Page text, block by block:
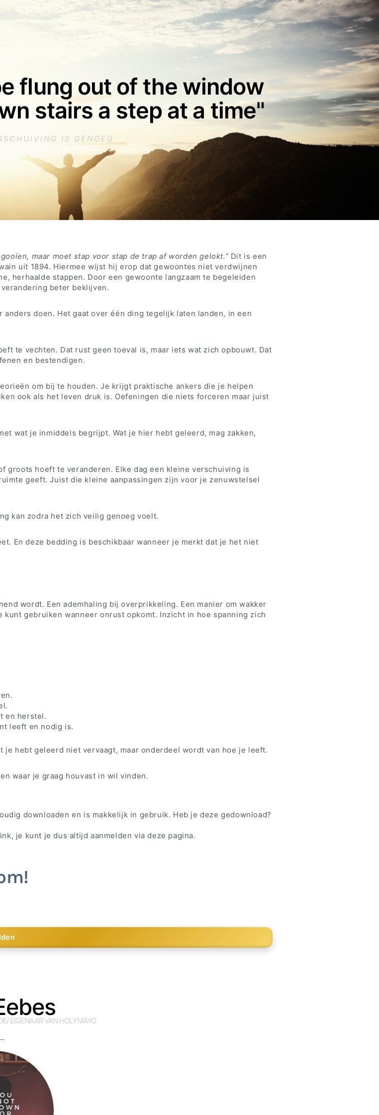
flung out of the window
stairs a step at a time"
IS GENOEG
maar moet stap voor stap de trap af worden gelokt.” Dit is een
uit 1894. Hiermee wijst hij erop dat gewoontes niet verdwijnen
herhaalde stappen. Door een gewoonte langzaam te begeleiden
beter beklijven.
doen. Het gaat over één ding tegelijk laten landen, in een
te vechten. Dat rust geen toeval is, maar iets wat zich opbouwt. Dat
en bestendigen.
om bij te houden. Je krijgt praktische ankers die je helpen
ook als het leven druk is. Oefeningen die niets forceren maar juist
wat je inmiddels begrijpt. Wat je hier hebt geleerd, mag zakken,
groots hoeft te veranderen. Elke dag een kleine verschuiving is
geeft. Juist die kleine aanpassingen zijn voor je zenuwstelsel
kan zodra het zich veilig genoeg voelt.
En deze bedding is beschikbaar wanneer je merkt dat je het niet
wordt. Een ademhaling bij overprikkeling. Een manier om wakker
gebruiken wanneer onrust opkomt. Inzicht in hoe spanning zich
en herstel.
leeft en nodig is.
hebt geleerd niet vervaagt, maar onderdeel wordt van hoe je leeft.
waar je graag houvast in wil vinden.
downloaden en is makkelijk in gebruik. Heb je deze gedownload?
je kunt je dus altijd aanmelden via deze pagina.
EIGENAAR VAN HOLYMAYO